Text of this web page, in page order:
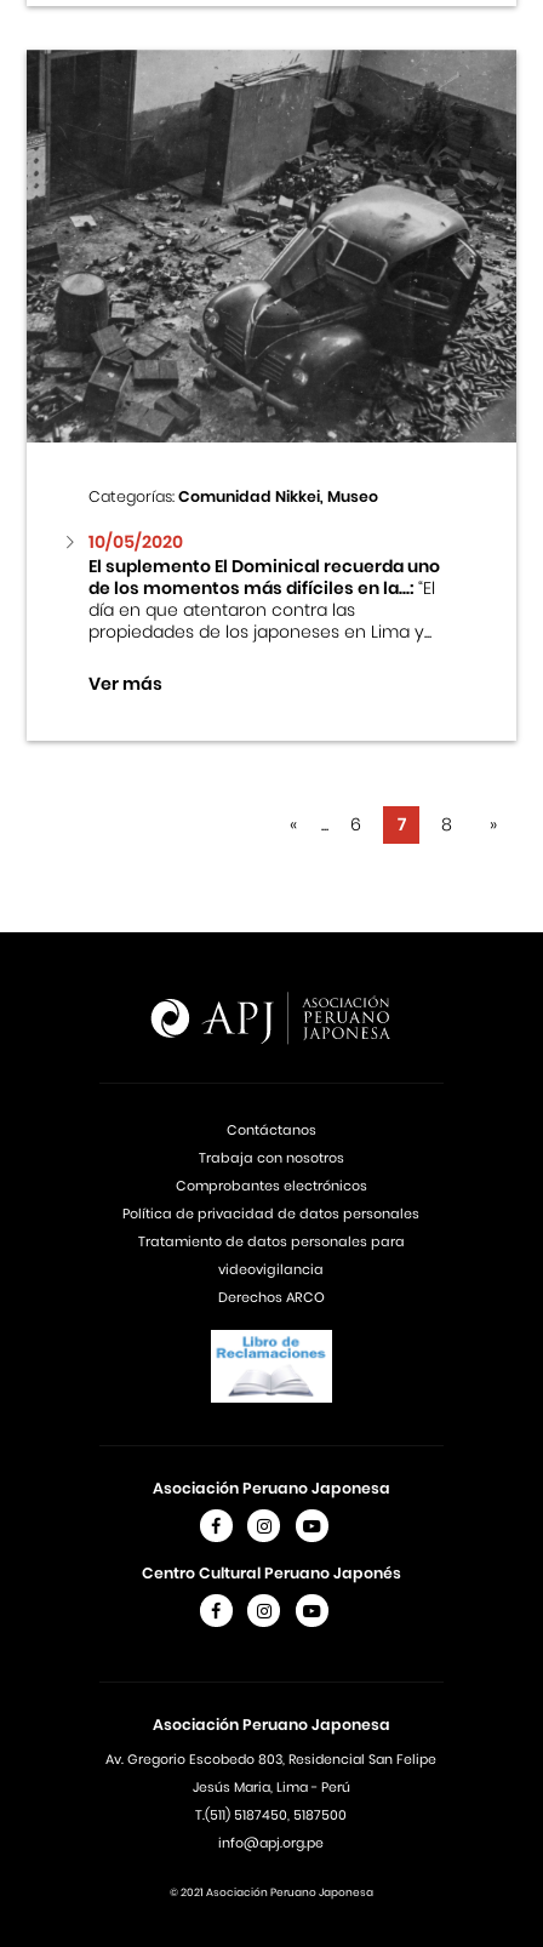
Categorías:Comunidad Nikkei, Museo
10/05/2020
El suplemento El Dominical recuerda uno
de los momentos más difíciles en la...:“El
día en que atentaron contra las
propiedades de los japoneses en Lima y...
Ver más
« ... 6 7 8 »
Asociación Peruano Japonesa
Av. Gregorio Escobedo 803, Residencial San Felipe
Jesús Maria, Lima - Perú
T.(511) 5187450, 5187500
info@apj.org.pe
Asociación Peruano Japonesa
Centro Cultural Peruano Japonés
Contáctanos
Trabaja con nosotros
Comprobantes electrónicos
Política de privacidad de datos personales
Tratamiento de datos personales para
videovigilancia
Derechos ARCO
© 2021 Asociación Peruano Japonesa